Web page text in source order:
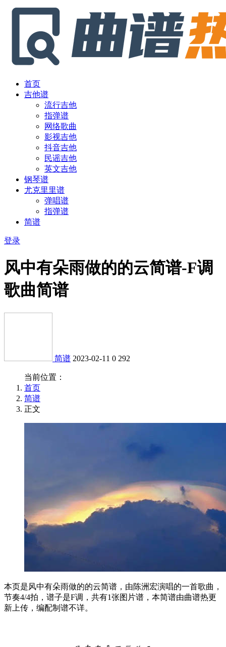
首页
吉他谱
流行吉他
指弹谱
网络歌曲
影视吉他
抖音吉他
民谣吉他
英文吉他
钢琴谱
尤克里里谱
弹唱谱
指弹谱
简谱
登录
风中有朵雨做的的云简谱-F调
歌曲简谱
简谱 2023-02-11 0 292
当前位置：
首页
简谱
正文
本页是风中有朵雨做的的云简谱，由陈洲宏演唱的一首歌曲，
节奏4/4拍，谱子是F调，共有1张图片谱，本简谱由曲谱热更
新上传，编配制谱不详。